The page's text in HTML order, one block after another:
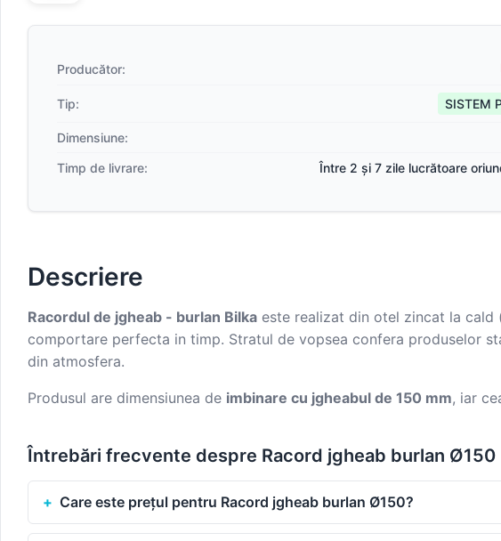
Producător:
Tip: SISTEM
Dimensiune:
Timp de livrare:
Între 2 și 7 zile lucrătoare
Descriere
Racordul de jgheab - burlan Bilka este realizat din otel zincat la
comportare perfecta in timp. Stratul de vopsea confera produselor
din atmosfera.
Produsul are dimensiunea de imbinare cu jgheabul de 150 mm, iar
Întrebări frecvente despre Racord jgheab burlan Ø150
Care este prețul pentru Racord jgheab burlan Ø150?